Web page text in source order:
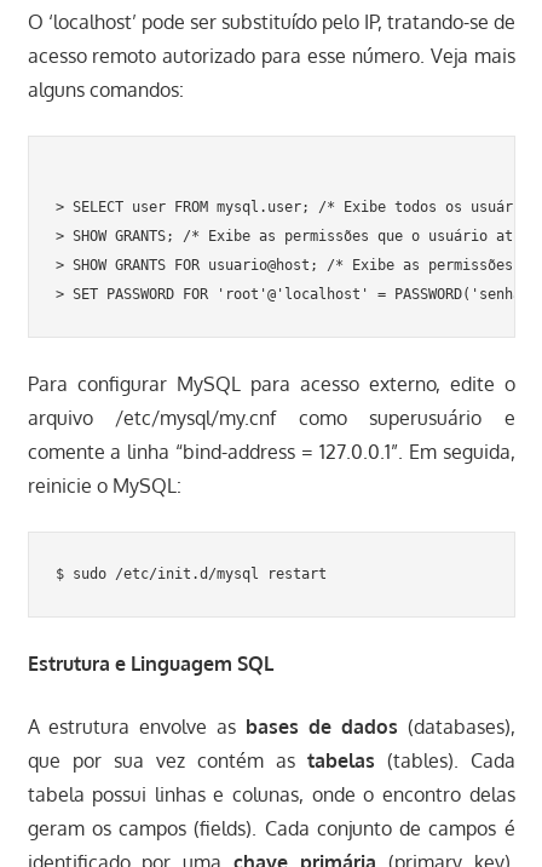
O ‘localhost’ pode ser substituído pelo IP, tratando-se de
acesso remoto autorizado para esse número. Veja mais
alguns comandos:
> SELECT user FROM mysql.user; /* Exibe todos os
> SHOW GRANTS; /* Exibe as permissões que o usuário
> SHOW GRANTS FOR usuario@host; /* Exibe as
Para configurar MySQL para acesso externo, edite o
arquivo /etc/mysql/my.cnf como superusuário e
comente a linha “bind-address = 127.0.0.1”. Em seguida,
reinicie o MySQL:
$ sudo /etc/init.d/mysql restart
Estrutura e Linguagem SQL
A estrutura envolve as bases de dados (databases),
que por sua vez contém as tabelas (tables). Cada
tabela possui linhas e colunas, onde o encontro delas
geram os campos (fields). Cada conjunto de campos é